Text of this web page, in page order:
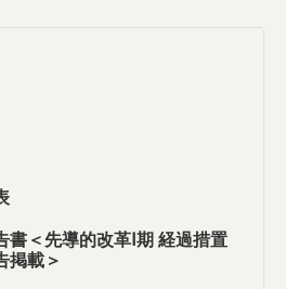
書＜先導的改革Ⅰ期 経過措置
掲載＞